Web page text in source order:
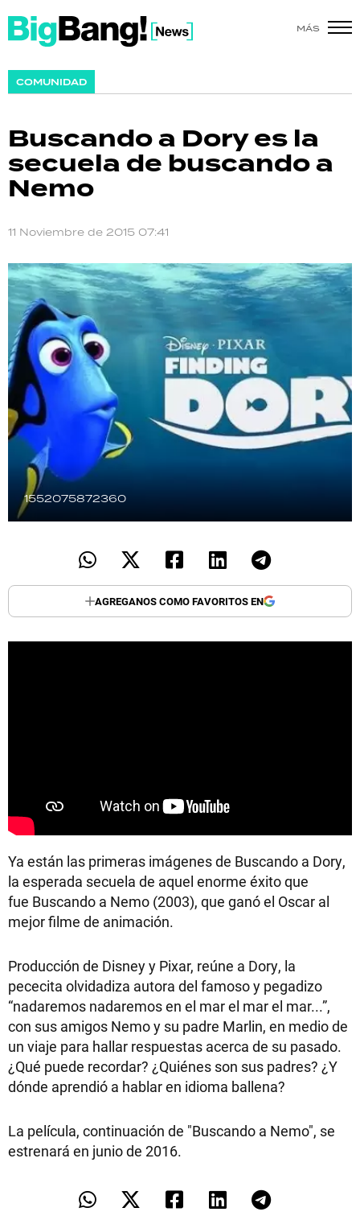
MÁS
COMUNIDAD
Buscando a Dory es la
secuela de buscando a
Nemo
11 Noviembre de 2015 07:41
1552075872360
AGREGANOS COMO FAVORITOS EN
Ya están las primeras imágenes de Buscando a Dory,
la esperada secuela de aquel enorme éxito que
fue Buscando a Nemo (2003), que ganó el Oscar al
mejor filme de animación.
Producción de Disney y Pixar, reúne a Dory, la
pececita olvidadiza autora del famoso y pegadizo
“nadaremos nadaremos en el mar el mar el mar...”,
con sus amigos Nemo y su padre Marlin, en medio de
un viaje para hallar respuestas acerca de su pasado.
¿Qué puede recordar? ¿Quiénes son sus padres? ¿Y
dónde aprendió a hablar en idioma ballena?
La película, continuación de "Buscando a Nemo", se
estrenará en junio de 2016.
SHOW
ACTUALIDAD
POLICIALES
ECONOMÍA
GRAN HERMANO
SALUD
DEPORTES
TECNOLOGÍA
RECETAS
PALABRAS
HORÓSCOPO
Seguinos